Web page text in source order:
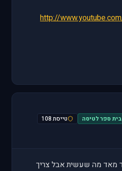
http://
בית ספר לטיסה
טייסת 108
מאד מה שעשית אבל צריך